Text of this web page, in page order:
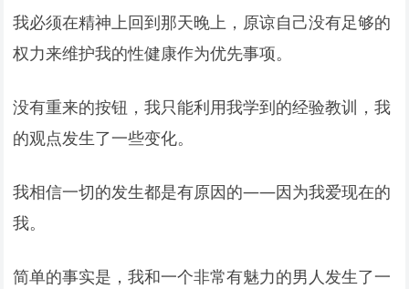
我必须在精神上回到那天晚上，原谅自己没有足够的
权力来维护我的性健康作为优先事项。
没有重来的按钮，我只能利用我学到的经验教训，我
的观点发生了一些变化。
我相信一切的发生都是有原因的——因为我爱现在的
我。
简单的事实是，我和一个非常有魅力的男人发生了一